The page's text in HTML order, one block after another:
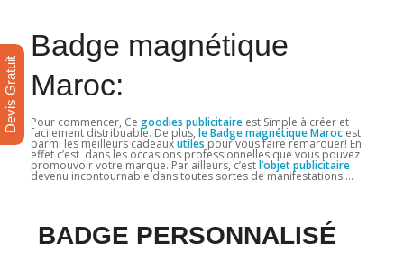
Badge magnétique
Maroc:
Pour commencer, Ce goodies publicitaireest Simple à créer et
facilement distribuable. De plus, le Badge magnétique Maroc est
parmi les meilleurs cadeauxutiles pour vous faire remarquer! En
effet c’est dans les occasions professionnelles que vous pouvez
promouvoir votre marque. Par ailleurs, c’estl’objet publicitaire
devenu incontournable dans toutes sortes de manifestations …
BADGE PERSONNALISÉ
Devis Gratuit